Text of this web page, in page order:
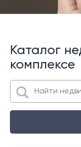
Каталог
комплексе